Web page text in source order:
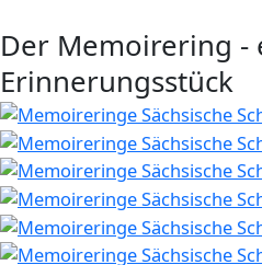
Der Memoirering -
Erinnerungsstück